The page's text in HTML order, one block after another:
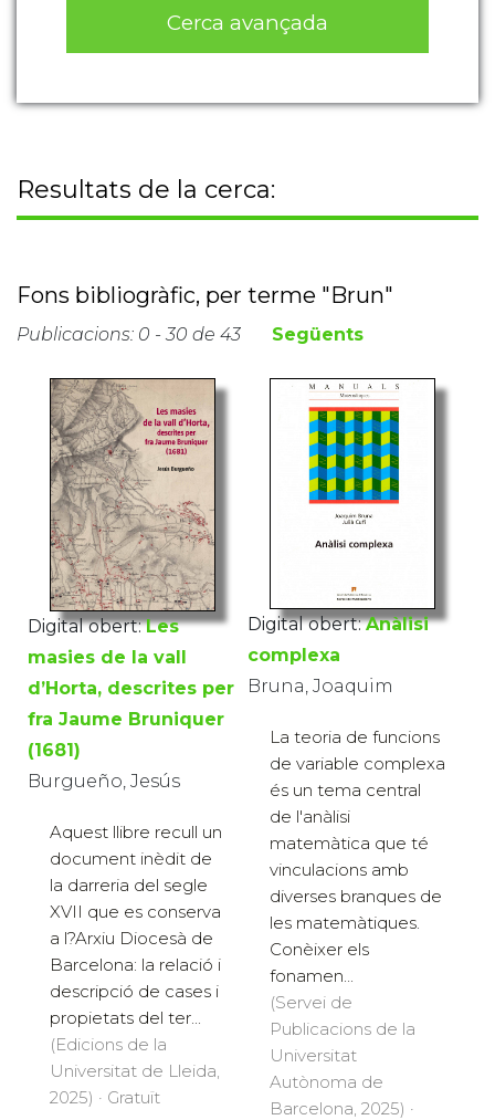
Cerca avançada
Resultats de la cerca:
Fons bibliogràfic, per terme "Brun"
Publicacions: 0 - 30 de 43 Següents
Digital obert: Les
masies de la vall
d’Horta, descrites per
fra Jaume Bruniquer
(1681)
Burgueño, Jesús
Aquest llibre recull un
document inèdit de
la darreria del segle
XVII que es conserva
a l?Arxiu Diocesà de
Barcelona: la relació i
descripció de cases i
propietats del ter...
(Edicions de la
Universitat de Lleida,
2025) · Gratuït
Digital obert: Anàlisi
complexa
Bruna, Joaquim
La teoria de funcions
de variable complexa
és un tema central
de l'anàlisi
matemàtica que té
vinculacions amb
diverses branques de
les matemàtiques.
Conèixer els
fonamen...
(Servei de
Publicacions de la
Universitat
Autònoma de
Barcelona, 2025) ·